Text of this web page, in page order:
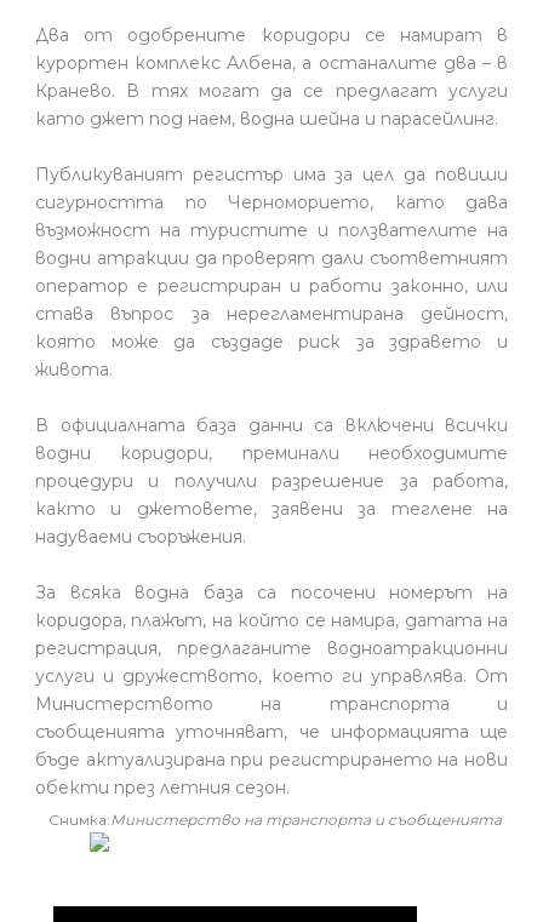
Два от одобрените коридори се намират в
курортен комплекс Албена, а останалите два – в
Кранево. В тях могат да се предлагат услуги
като джет под наем, водна шейна и парасейлинг.
Публикуваният регистър има за цел да повиши
сигурността по Черноморието, като дава
възможност на туристите и ползвателите на
водни атракции да проверят дали съответният
оператор е регистриран и работи законно, или
става въпрос за нерегламентирана дейност,
която може да създаде риск за здравето и
живота.
В официалната база данни са включени всички
водни коридори, преминали необходимите
процедури и получили разрешение за работа,
както и джетовете, заявени за теглене на
надуваеми съоръжения.
За всяка водна база са посочени номерът на
коридора, плажът, на който се намира, датата на
регистрация, предлаганите водноатракционни
услуги и дружеството, което ги управлява. От
Министерството на транспорта и
съобщенията уточняват, че информацията ще
бъде актуализирана при регистрирането на нови
обекти през летния сезон.
Снимка:Министерство на транспорта и съобщенията